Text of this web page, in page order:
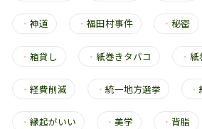
・ 神道 ・福田村事件 ・ 秘密
・ 箱貸し ・紙巻きタバコ ・紙
・ 経費削減 ・統一地方選挙 ・
・ 縁起がいい ・美学 ・背脂